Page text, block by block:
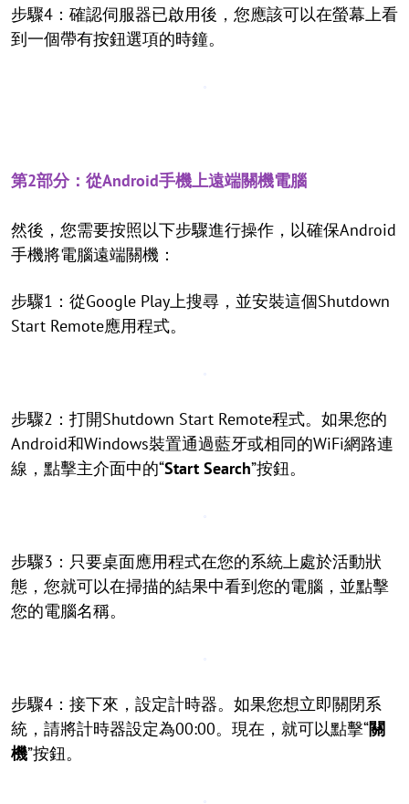
步驟4：確認伺服器已啟用後，您應該可以在螢幕上看
到一個帶有按鈕選項的時鐘。
第2部分：從Android手機上遠端關機電腦
然後，您需要按照以下步驟進行操作，以確保Android
手機將電腦遠端關機：
步驟1：從Google Play上搜尋，並安裝這個Shutdown
Start Remote應用程式。
步驟2：打開Shutdown Start Remote程式。如果您的
Android和Windows裝置通過藍牙或相同的WiFi網路連
線，點擊主介面中的“Start Search”按鈕。
步驟3：只要桌面應用程式在您的系統上處於活動狀
態，您就可以在掃描的結果中看到您的電腦，並點擊
您的電腦名稱。
步驟4：接下來，設定計時器。如果您想立即關閉系
統，請將計時器設定為00:00。現在，就可以點擊“關
機”按鈕。